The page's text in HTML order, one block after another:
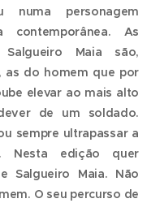
personagem
contemporânea. As
Maia são,
as do homem que por
elevar ao mais alto
de um soldado.
sempre ultrapassar a
Nesta edição quer
Salgueiro Maia. Não
O seu percurso de